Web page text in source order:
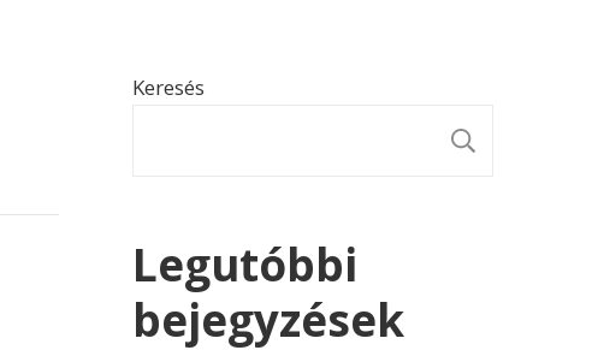
Keresés
Legutóbbi
bejegyzések